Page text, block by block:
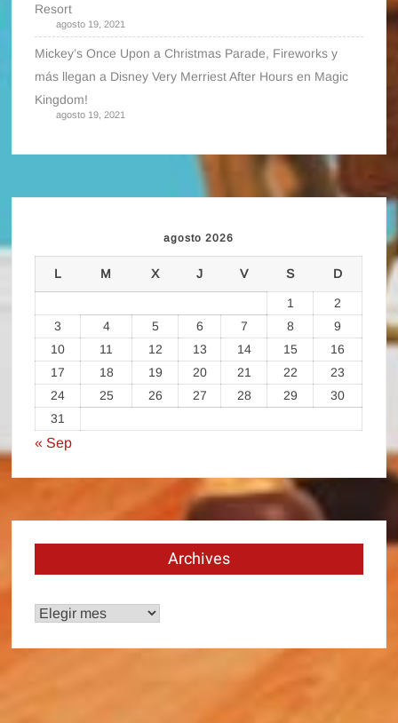
Resort
agosto 19, 2021
Mickey’s Once Upon a Christmas Parade, Fireworks y
más llegan a Disney Very Merriest After Hours en Magic
Kingdom!
agosto 19, 2021
agosto 2026
L M X J V S D
1
2
3
4 5 6 7 8
9
10
11 12 13 14 15
16
17
18 19 20 21 22
23
24
25 26 27 28 29
30
31
« Sep
Archives
Archives